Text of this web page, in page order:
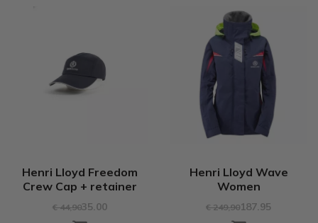
Henri Lloyd Freedom
Crew Cap + retainer
€ 44,9035.00
Henri Lloyd Wave
Women
€ 249,90187.95